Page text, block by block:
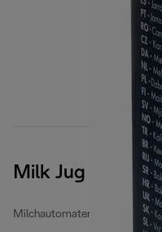
Milk Jug
Milchautomaten